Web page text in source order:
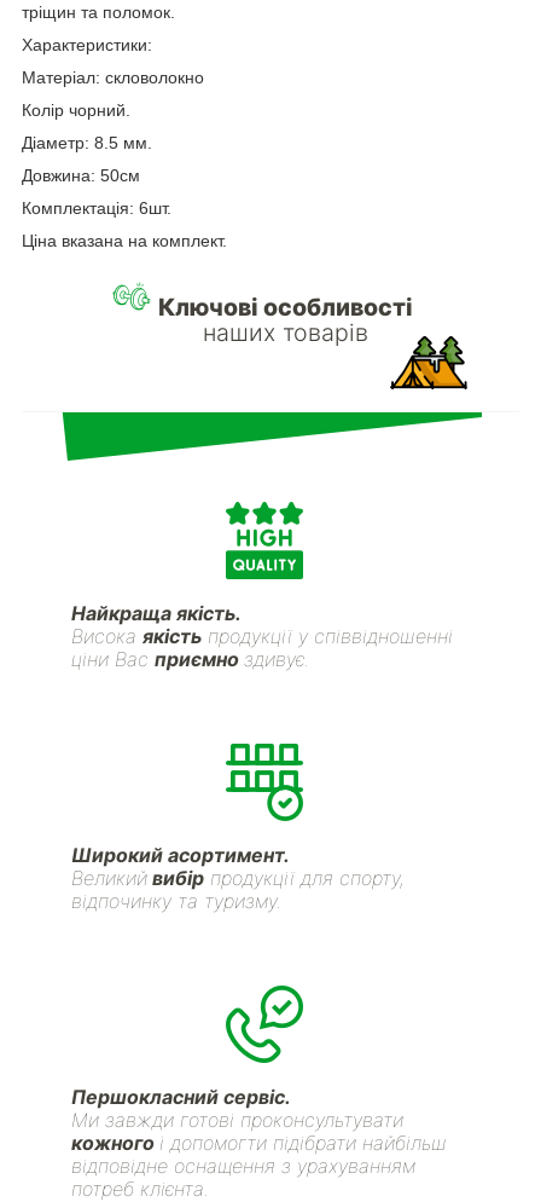
тріщин та поломок.
Характеристики:
Матеріал: скловолокно
Колір чорний.
Діаметр: 8.5 мм.
Довжина: 50см
Комплектація: 6шт.
Ціна вказана на комплект.
Ключові особливості
наших товарів
Найкраща якість.
Висока якість продукції у співвідношенні
ціни Вас приємно здивує.
Широкий асортимент.
Великий вибір продукції для спорту,
відпочинку та туризму.
Першокласний сервіс.
Ми завжди готові проконсультувати
кожного і допомогти підібрати найбільш
відповідне оснащення з урахуванням
потреб клієнта.